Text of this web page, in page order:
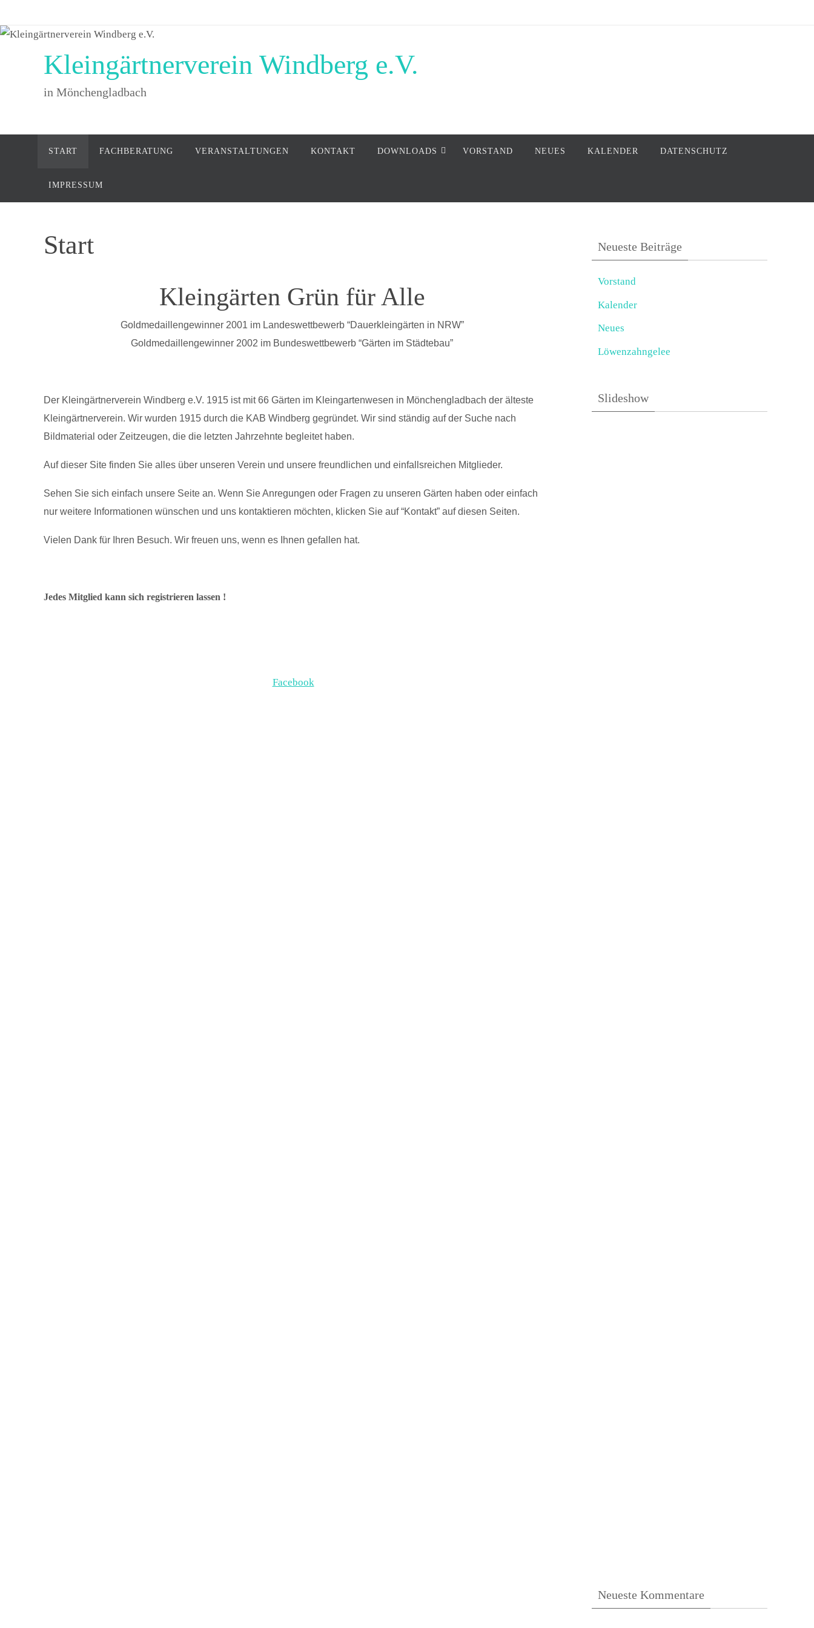
Inhalt
Kleingärtnerverein Windberg e.V.
in Mönchengladbach
START FACHBERATUNG VERANSTALTUNGEN KONTAKT DOWNLOADS VORSTAND NEUES KALENDER DATENSCHUTZ
IMPRESSUM
Start
Kleingärten Grün für Alle
Goldmedaillengewinner 2001 im Landeswettbewerb “Dauerkleingärten in NRW”
Goldmedaillengewinner 2002 im Bundeswettbewerb “Gärten im Städtebau”
Der Kleingärtnerverein Windberg e.V. 1915 ist mit 66 Gärten im Kleingartenwesen in Mönchengladbach der älteste
Kleingärtnerverein. Wir wurden 1915 durch die KAB Windberg gegründet. Wir sind ständig auf der Suche nach
Bildmaterial oder Zeitzeugen, die die letzten Jahrzehnte begleitet haben.
Auf dieser Site finden Sie alles über unseren Verein und unsere freundlichen und einfallsreichen Mitglieder.
Sehen Sie sich einfach unsere Seite an. Wenn Sie Anregungen oder Fragen zu unseren Gärten haben oder einfach
nur weitere Informationen wünschen und uns kontaktieren möchten, klicken Sie auf “Kontakt” auf diesen Seiten.
Vielen Dank für Ihren Besuch. Wir freuen uns, wenn es Ihnen gefallen hat.
Jedes Mitglied kann sich registrieren lassen !
Facebook
Neueste Beiträge
Vorstand
Kalender
Neues
Löwenzahngelee
Slideshow
Neueste Kommentare